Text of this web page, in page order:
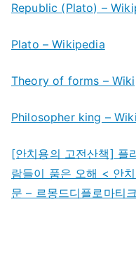
Republic (Plato) –
Plato – Wikipedia
Theory of forms –
Philosopher king –
[안치용의 고전산책] 플
람들이 품은 오해 < 안
문 – 르몽드디플로마티